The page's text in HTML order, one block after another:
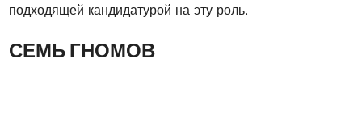
подходящей кандидатурой на эту роль.
СЕМЬ ГНОМОВ